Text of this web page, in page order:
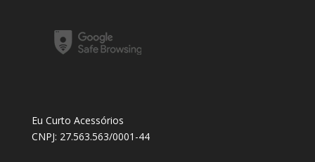
Eu Curto Acessórios
CNPJ: 27.563.563/0001-44